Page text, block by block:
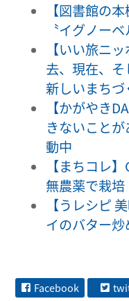
【図書館の
〝イグノー
【いい旅ニ
去、現在、
新しいまちづ
【かがやき
きないこと
動中
【まちコレ
無農薬で栽
【うレシピ
イのバター炒
Facebook